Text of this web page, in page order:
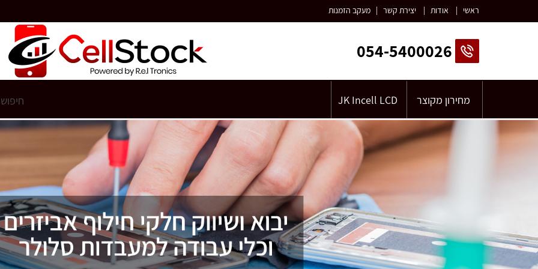
ראשי | אודות | יצירת קשר | מעקב הזמנות
054-5400026
מחירון מקוצר JK Incell LCD